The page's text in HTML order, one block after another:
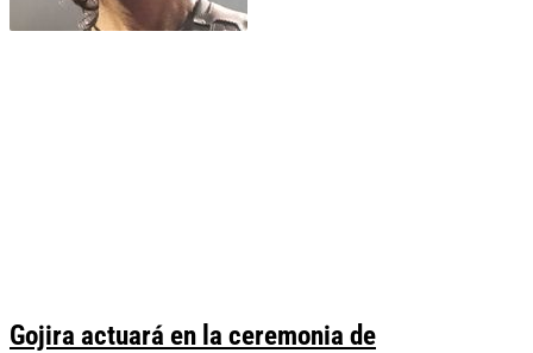
Gojira actuará en la ceremonia de